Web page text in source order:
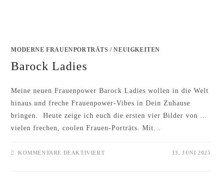
MODERNE FRAUENPORTRÄTS /NEUIGKEITEN
Barock Ladies
Meine neuen Frauenpower Barock Ladies wollen in die Welt
hinaus und freche Frauenpower-Vibes in Dein Zuhause
bringen. Heute zeige ich euch die ersten vier Bilder von ...
vielen frechen, coolen Frauen-Porträts. Mit…
KOMMENTARE DEAKTIVIERTFÜR
13. JUNI 2025